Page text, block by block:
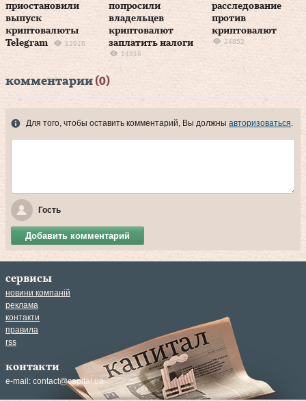
приостановили
выпуск
криптовалюты
Telegram
12916
попросили
владельцев
криптовалют
заплатить налоги
14316
расследование
против
криптовалют
24852
комментарии (0)
Для того, чтобы оставить комментарий, Вы должны авторизоваться.
Гость
Добавить комментарий
сервисы
новини компаній
реклама
контакти
правила
rss
контакти
e-mail: contact@capital.ua